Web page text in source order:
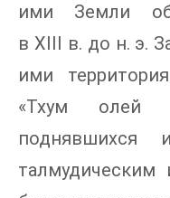
ими Земли
в XIII в. до н. э.
ими
«Тхум олей
поднявшихся
талмудическим